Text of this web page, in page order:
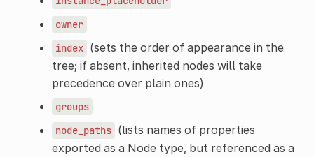
owner
index (sets the order of appearance in the
tree; if absent, inherited nodes will take
precedence over plain ones)
groups
node_paths (lists names of properties
exported as a Node type, but referenced as a